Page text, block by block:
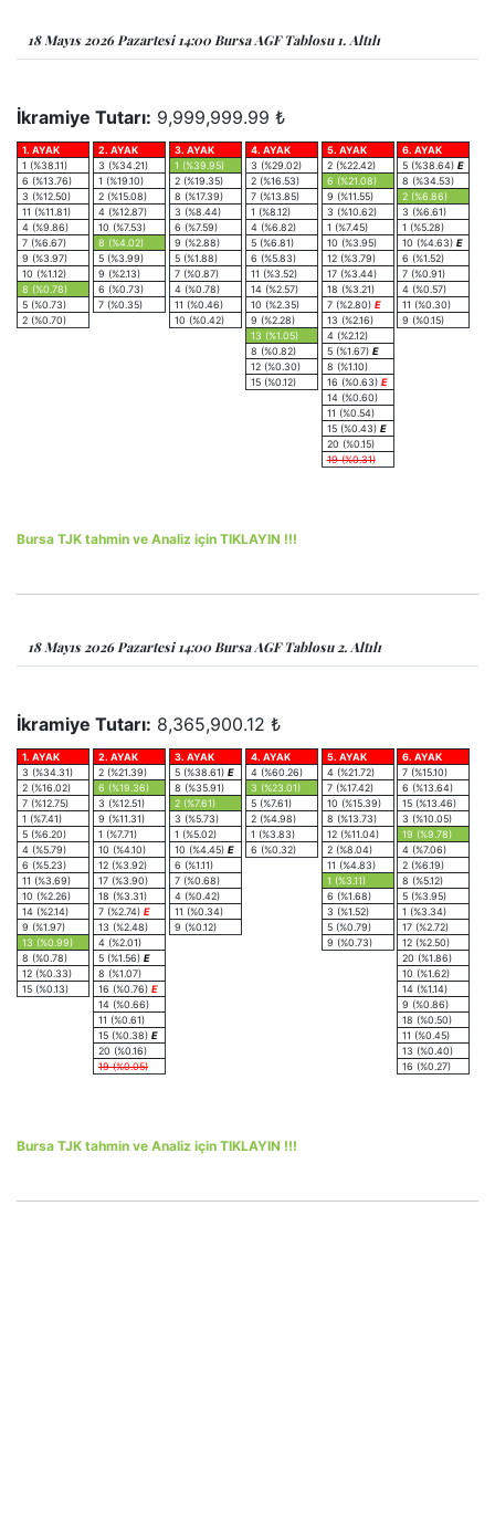
18 Mayıs 2026 Pazartesi 14:00 Bursa AGF Tablosu 1. Altılı
İkramiye Tutarı: 9,999,999.99 ₺
1. AYAK
1 (%38.11)
6 (%13.76)
3 (%12.50)
11 (%11.81)
4 (%9.86)
7 (%6.67)
9 (%3.97)
10 (%1.12)
8 (%0.78)
5 (%0.73)
2 (%0.70)
2. AYAK
3 (%34.21)
1 (%19.10)
2 (%15.08)
4 (%12.87)
10 (%7.53)
8 (%4.02)
5 (%3.99)
9 (%2.13)
6 (%0.73)
7 (%0.35)
3. AYAK
1 (%39.95)
2 (%19.35)
8 (%17.39)
3 (%8.44)
6 (%7.59)
9 (%2.88)
5 (%1.88)
7 (%0.87)
4 (%0.78)
11 (%0.46)
10 (%0.42)
4. AYAK
3 (%29.02)
2 (%16.53)
7 (%13.85)
1 (%8.12)
4 (%6.82)
5 (%6.81)
6 (%5.83)
11 (%3.52)
14 (%2.57)
10 (%2.35)
9 (%2.28)
13 (%1.05)
8 (%0.82)
12 (%0.30)
15 (%0.12)
5. AYAK
2 (%22.42)
6 (%21.08)
9 (%11.55)
3 (%10.62)
1 (%7.45)
10 (%3.95)
12 (%3.79)
17 (%3.44)
18 (%3.21)
7 (%2.80) E
13 (%2.16)
4 (%2.12)
5 (%1.67) E
8 (%1.10)
16 (%0.63) E
14 (%0.60)
11 (%0.54)
15 (%0.43) E
20 (%0.15)
19 (%0.31)
6. AYAK
5 (%38.64) E
8 (%34.53)
2 (%6.86)
3 (%6.61)
1 (%5.28)
10 (%4.63) E
6 (%1.52)
7 (%0.91)
4 (%0.57)
11 (%0.30)
9 (%0.15)
Bursa TJK tahmin ve Analiz için TIKLAYIN !!!
18 Mayıs 2026 Pazartesi 14:00 Bursa AGF Tablosu 2. Altılı
İkramiye Tutarı: 8,365,900.12 ₺
1. AYAK
3 (%34.31)
2 (%16.02)
7 (%12.75)
1 (%7.41)
5 (%6.20)
4 (%5.79)
6 (%5.23)
11 (%3.69)
10 (%2.26)
14 (%2.14)
9 (%1.97)
13 (%0.99)
8 (%0.78)
12 (%0.33)
15 (%0.13)
2. AYAK
2 (%21.39)
6 (%19.36)
3 (%12.51)
9 (%11.31)
1 (%7.71)
10 (%4.10)
12 (%3.92)
17 (%3.90)
18 (%3.31)
7 (%2.74) E
13 (%2.48)
4 (%2.01)
5 (%1.56) E
8 (%1.07)
16 (%0.76) E
14 (%0.66)
11 (%0.61)
15 (%0.38) E
20 (%0.16)
19 (%0.05)
3. AYAK
5 (%38.61) E
8 (%35.91)
2 (%7.61)
3 (%5.73)
1 (%5.02)
10 (%4.45) E
6 (%1.11)
7 (%0.68)
4 (%0.42)
11 (%0.34)
9 (%0.12)
4. AYAK
4 (%60.26)
3 (%23.01)
5 (%7.61)
2 (%4.98)
1 (%3.83)
6 (%0.32)
5. AYAK
4 (%21.72)
7 (%17.42)
10 (%15.39)
8 (%13.73)
12 (%11.04)
2 (%8.04)
11 (%4.83)
1 (%3.11)
6 (%1.68)
3 (%1.52)
5 (%0.79)
9 (%0.73)
6. AYAK
7 (%15.10)
6 (%13.64)
15 (%13.46)
3 (%10.05)
19 (%9.78)
4 (%7.06)
2 (%6.19)
8 (%5.12)
5 (%3.95)
1 (%3.34)
17 (%2.72)
12 (%2.50)
20 (%1.86)
10 (%1.62)
14 (%1.14)
9 (%0.86)
18 (%0.50)
11 (%0.45)
13 (%0.40)
16 (%0.27)
Bursa TJK tahmin ve Analiz için TIKLAYIN !!!